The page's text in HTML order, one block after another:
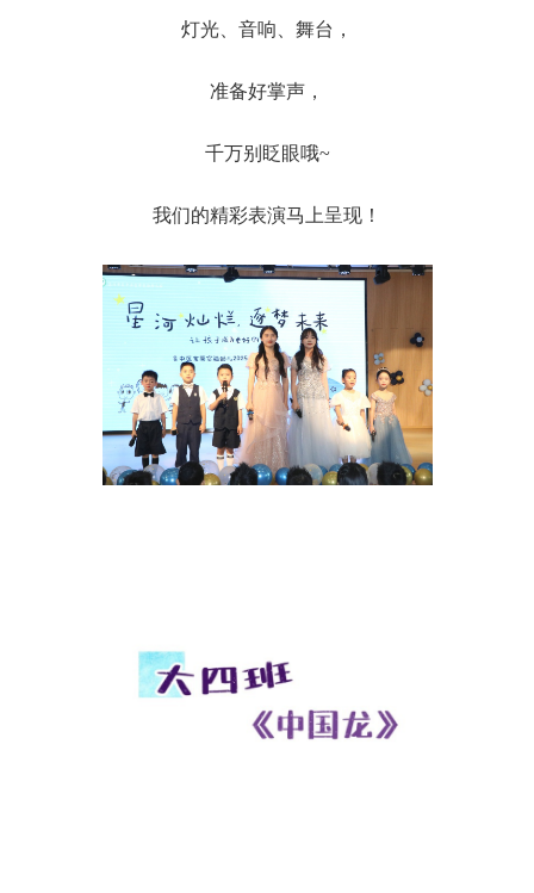
灯光、音响、舞台，
准备好掌声，
千万别眨眼哦~
我们的精彩表演马上呈现！